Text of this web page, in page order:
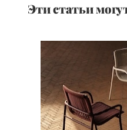
Эти статьи